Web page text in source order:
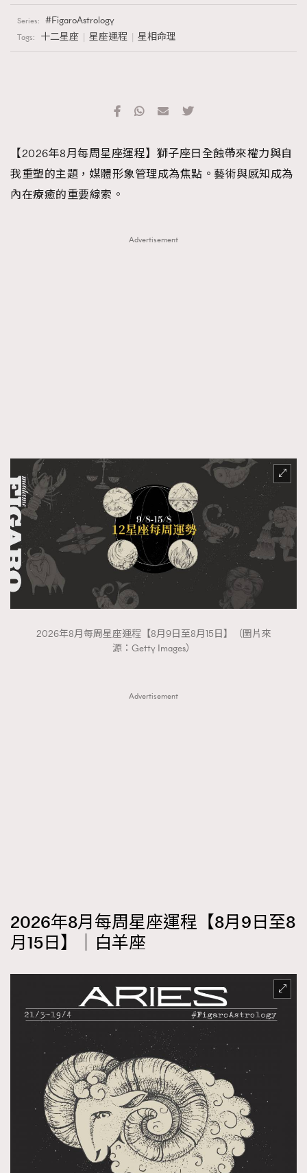
Series: FigaroAstrology
Tags: 十二星座 星座運程 星相命理
【2026年8月每周星座運程】獅子座日全蝕帶來權力與自
我重塑的主題，媒體形象管理成為焦點。藝術與感知成為
內在療癒的重要線索。
Advertisement
2026年8月每周星座運程【8月9日至8月15日】（圖片來
源：Getty Images）
Advertisement
2026年8月每周星座運程【8月9日至8
月15日】｜白羊座